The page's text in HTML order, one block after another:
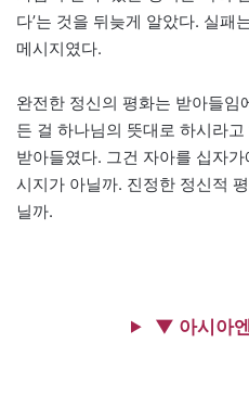
다’는 것을 뒤늦게 알았다. 실패
메시지였다.
완전한 정신의 평화는 받아들임
든 걸 하나님의 뜻대로 하시라
받아들였다. 그건 자아를 십자
시지가 아닐까. 진정한 정신적
닐까.
▼ 아시아